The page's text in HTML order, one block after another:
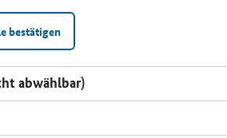
bestätigen
abwählbar)